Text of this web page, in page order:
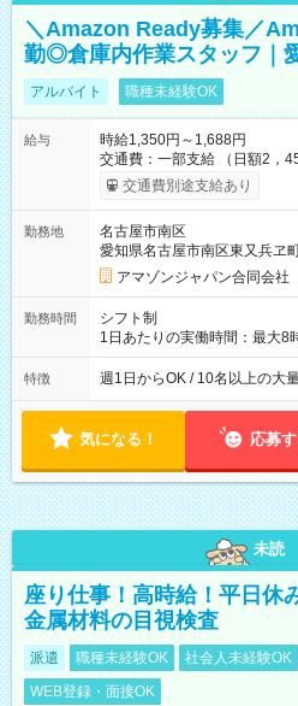
＼Amazon Ready募集／
勤◎倉庫内作業スタッフ｜
アルバイト 職種未経験OK
給与
時給1,350円～1,688円
交通費：一部支給 （日額2，
実費支給） ※22:00～翌5:00までは時給25%UP！ ■給与前払い
制度あり ※前払い額の上限あ
交通費別途支給あり
勤務地
名古屋市南区
愛知県名古屋市南区東又兵ヱ
アマゾンジャパン合同会社
勤務時間
シフト制
1日あたりの実働時間：最大8
社後、就業可能シフトをご確
特徴 週1日からOK / 10名以上の大
気になる！ 応募
未読
座り仕事！高時給！平日休
金属材料の目視検査
派遣 職種未経験OK 社会人未経験OK
WEB登録・面接OK